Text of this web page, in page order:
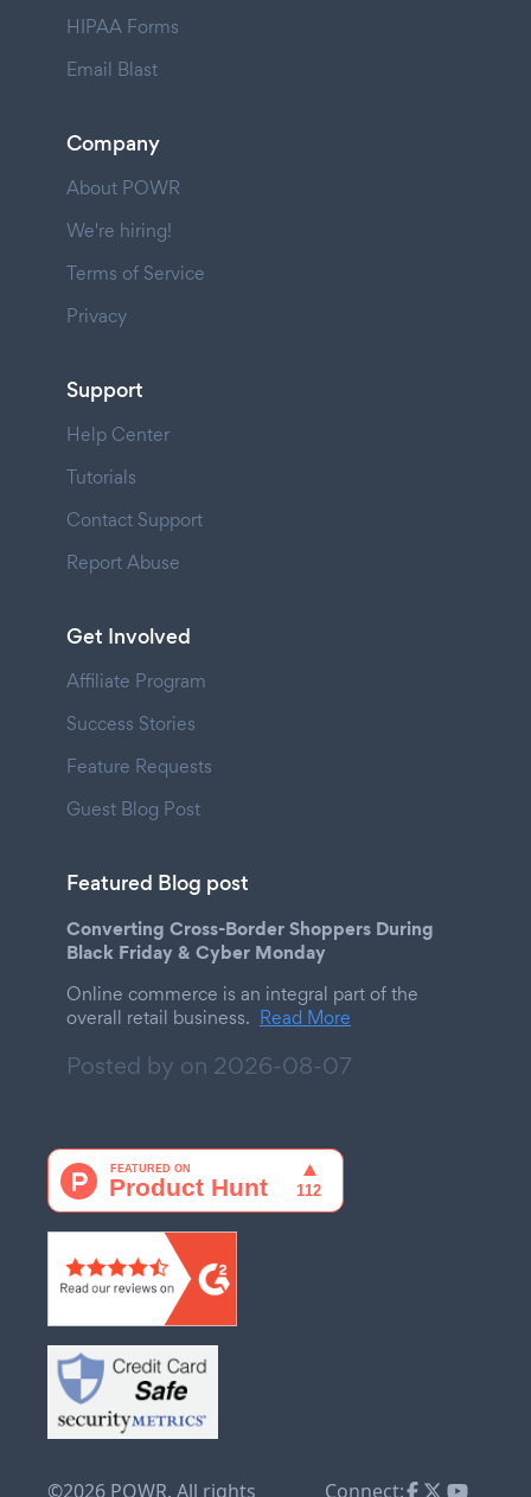
HIPAA Forms
Email Blast
Company
About POWR
We're hiring!
Terms of Service
Privacy
Support
Help Center
Tutorials
Contact Support
Report Abuse
Get Involved
Affiliate Program
Success Stories
Feature Requests
Guest Blog Post
Featured Blog post
Converting Cross-Border Shoppers During
Black Friday & Cyber Monday
Online commerce is an integral part of the
overall retail business. Read More
Posted by on 2026-08-07
©2026 POWR. All rights Connect: